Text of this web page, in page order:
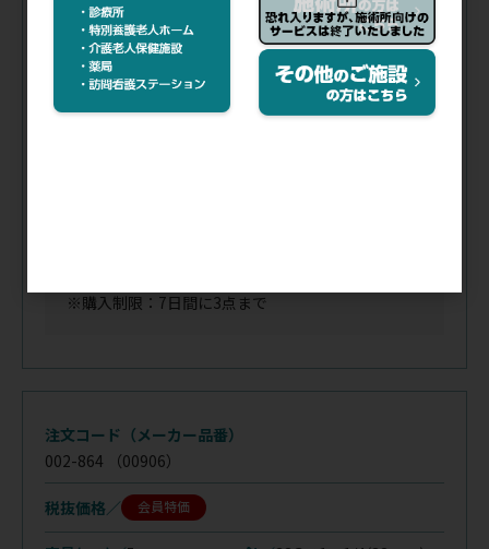
002-863（00905）
税抜価格 会員特価
容量(mL)／ 針／
23G×1(25mm)
※購入制限：7日間に3点まで
注文コード（メーカー品番）
002-864 （00906）
税抜価格 会員特価